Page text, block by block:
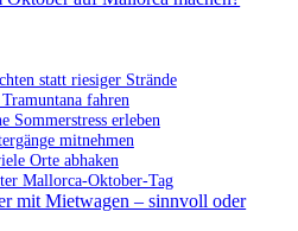
statt riesiger Strände
fahren
Sommerstress erleben
mitnehmen
Orte abhaken
Mallorca-Oktober-Tag
mit Mietwagen – sinnvoll oder